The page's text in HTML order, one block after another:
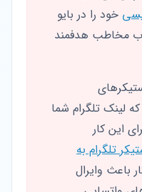
خود را در بایو
مخاطب هدفمند
لینک تلگرام شما
این کار
تلگرام به
باعث وایرال